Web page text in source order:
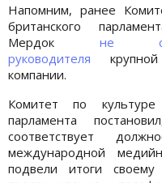
Напомним, ранее
британского
Мердок не
руководителя
компании.
Комитет по
парламента
соответствует
международной
подвели итоги своему